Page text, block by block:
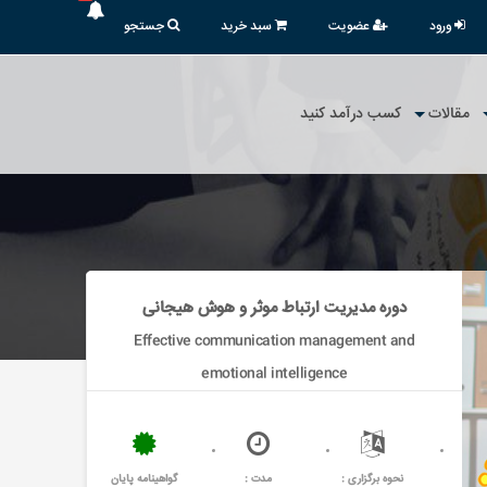
ورود عضویت سبد خرید جستجو
مقالات کسب درآمد کنید
دوره مدیریت ارتباط موثر و هوش هیجانی
Effective communication management and
emotional intelligence
نحوه برگزاری : مدت :
گواهینامه پایان